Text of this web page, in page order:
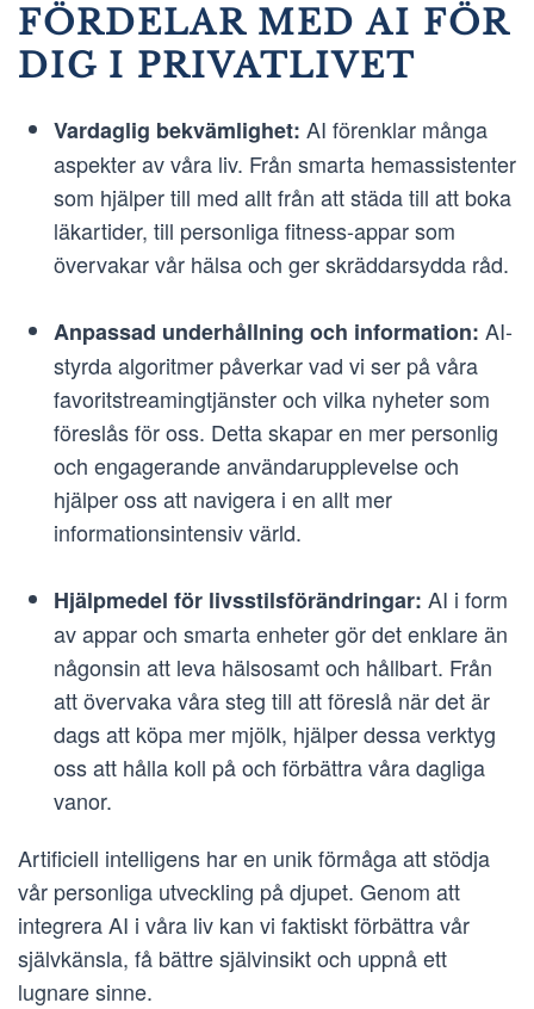
FÖRDELAR MED AI FÖR
DIG I PRIVATLIVET
Vardaglig bekvämlighet: AI förenklar många
aspekter av våra liv. Från smarta hemassistenter
som hjälper till med allt från att städa till att boka
läkartider, till personliga fitness-appar som
övervakar vår hälsa och ger skräddarsydda råd.
Anpassad underhållning och information: AI-
styrda algoritmer påverkar vad vi ser på våra
favoritstreamingtjänster och vilka nyheter som
föreslås för oss. Detta skapar en mer personlig
och engagerande användarupplevelse och
hjälper oss att navigera i en allt mer
informationsintensiv värld.
Hjälpmedel för livsstilsförändringar: AI i form
av appar och smarta enheter gör det enklare än
någonsin att leva hälsosamt och hållbart. Från
att övervaka våra steg till att föreslå när det är
dags att köpa mer mjölk, hjälper dessa verktyg
oss att hålla koll på och förbättra våra dagliga
vanor.
Artificiell intelligens har en unik förmåga att stödja
vår personliga utveckling på djupet. Genom att
integrera AI i våra liv kan vi faktiskt förbättra vår
självkänsla, få bättre självinsikt och uppnå ett
lugnare sinne.